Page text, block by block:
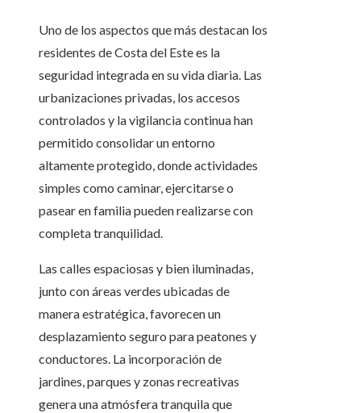
Uno de los aspectos que más destacan los
residentes de Costa del Este es la
seguridad integrada en su vida diaria. Las
urbanizaciones privadas, los accesos
controlados y la vigilancia continua han
permitido consolidar un entorno
altamente protegido, donde actividades
simples como caminar, ejercitarse o
pasear en familia pueden realizarse con
completa tranquilidad.
Las calles espaciosas y bien iluminadas,
junto con áreas verdes ubicadas de
manera estratégica, favorecen un
desplazamiento seguro para peatones y
conductores. La incorporación de
jardines, parques y zonas recreativas
genera una atmósfera tranquila que